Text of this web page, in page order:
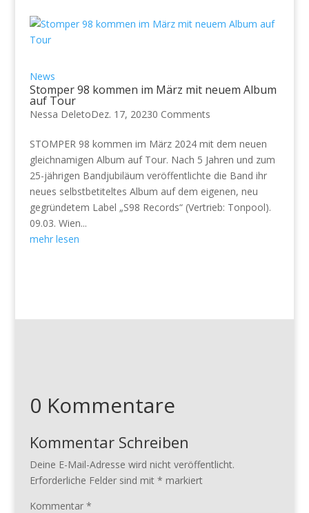
News
Stomper 98 kommen im März mit neuem Album
auf Tour
Nessa DeletoDez. 17, 20230 Comments
STOMPER 98 kommen im März 2024 mit dem neuen
gleichnamigen Album auf Tour. Nach 5 Jahren und zum
25-jährigen Bandjubiläum veröffentlichte die Band ihr
neues selbstbetiteltes Album auf dem eigenen, neu
gegründetem Label „S98 Records“ (Vertrieb: Tonpool).
09.03. Wien...
mehr lesen
0 Kommentare
Kommentar Schreiben
Deine E-Mail-Adresse wird nicht veröffentlicht.
Erforderliche Felder sind mit * markiert
Kommentar *